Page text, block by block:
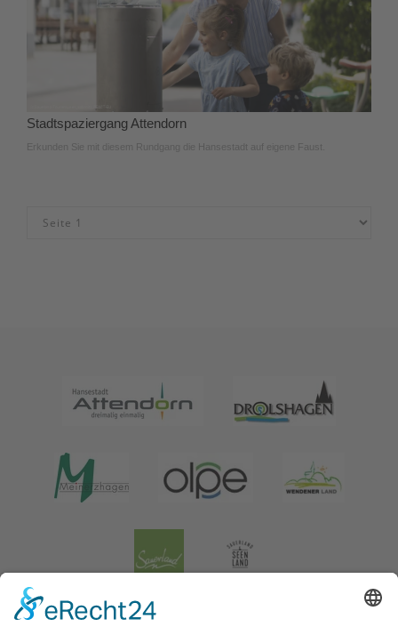
Stadtspaziergang Attendorn
Erkunden Sie mit diesem Rundgang die Hansestadt auf eigene Faust.